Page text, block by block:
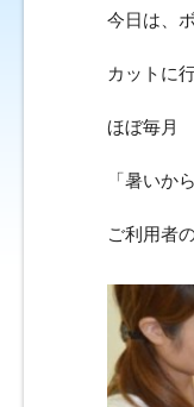
今日は、
カットに
ほぼ毎月
「暑いか
ご利用者